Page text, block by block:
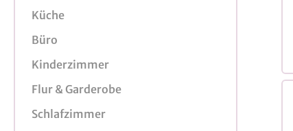
Küche
Büro
Kinderzimmer
Flur & Garderobe
Schlafzimmer